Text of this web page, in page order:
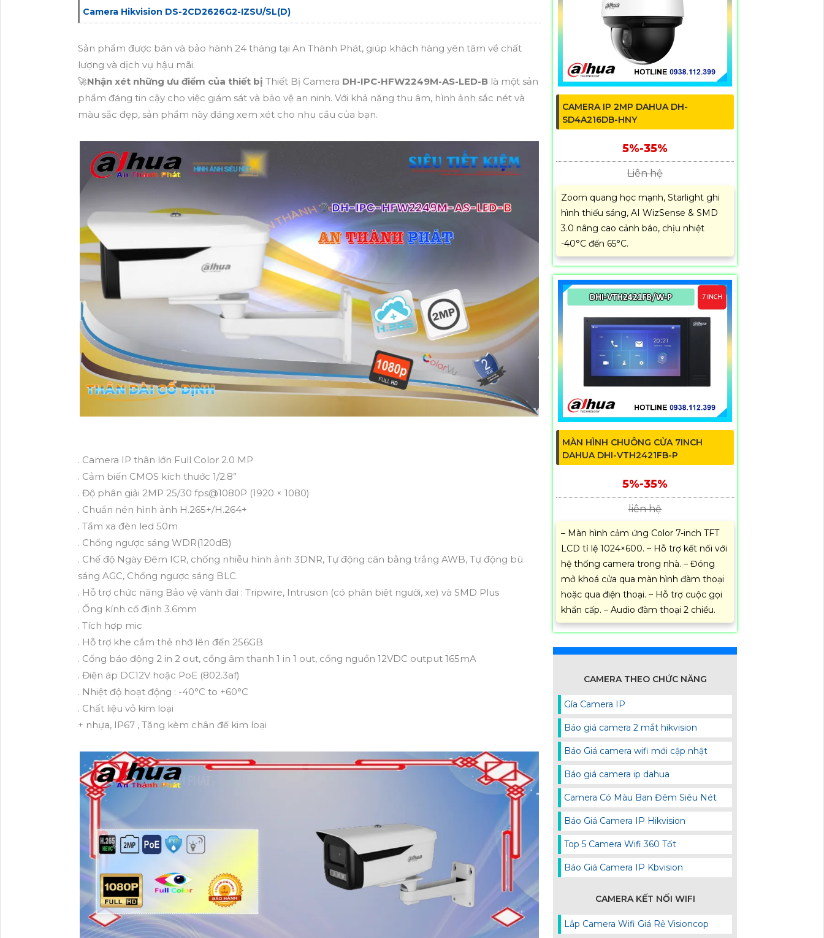
Camera Hikvision DS-2CD2626G2-IZSU/SL(D)
Sản phẩm được bán và bảo hành 24 tháng tại An Thành Phát, giúp khách hàng yên tâm về chất
lượng và dịch vụ hậu mãi.
🚀Nhận xét những ưu điểm của thiết bị Thiết Bị Camera DH-IPC-HFW2249M-AS-LED-B là một sản
phẩm đáng tin cậy cho việc giám sát và bảo vệ an ninh. Với khả năng thu âm, hình ảnh sắc nét và
màu sắc đẹp, sản phẩm này đáng xem xét cho nhu cầu của bạn.
. Camera IP thân lớn Full Color 2.0 MP
. Cảm biến CMOS kích thước 1/2.8”
. Độ phân giải 2MP 25/30 fps@1080P (1920 × 1080)
. Chuẩn nén hình ảnh H.265+/H.264+
. Tầm xa đèn led 50m
. Chống ngược sáng WDR(120dB)
. Chế độ Ngày Đêm ICR, chống nhiễu hình ảnh 3DNR, Tự động cân bằng trắng AWB, Tự động bù
sáng AGC, Chống ngược sáng BLC.
. Hỗ trợ chức năng Bảo vệ vành đai : Tripwire, Intrusion (có phân biệt người, xe) và SMD Plus
. Ống kính cố định 3.6mm
. Tích hợp mic
. Hỗ trợ khe cắm thẻ nhớ lên đến 256GB
. Cổng báo động 2 in 2 out, cổng âm thanh 1 in 1 out, cổng nguồn 12VDC output 165mA
. Điện áp DC12V hoặc PoE (802.3af)
. Nhiệt độ hoạt động : -40°C to +60°C
. Chất liệu vỏ kim loại
+ nhựa, IP67 , Tặng kèm chân đế kim loại
CAMERA IP 2MP DAHUA DH-
SD4A216DB-HNY
5%-35%
Liên hệ
Zoom quang học mạnh, Starlight ghi
hình thiếu sáng, AI WizSense & SMD
3.0 nâng cao cảnh báo, chịu nhiệt
-40°C đến 65°C.
MÀN HÌNH CHUÔNG CỬA 7INCH
DAHUA DHI-VTH2421FB-P
5%-35%
liên hệ
– Màn hình cảm ứng Color 7-inch TFT
LCD tỉ lệ 1024×600. – Hỗ trợ kết nối với
hệ thống camera trong nhà. – Đóng
mở khoá cửa qua màn hình đàm thoại
hoặc qua điện thoại. – Hỗ trợ cuộc gọi
khẩn cấp. – Audio đàm thoại 2 chiều.
CAMERA THEO CHỨC NĂNG
Gía Camera IP
Báo giá camera 2 mắt hikvision
Báo Giá camera wifi mới cập nhật
Báo giá camera ip dahua
Camera Có Màu Ban Đêm Siêu Nét
Báo Giá Camera IP Hikvision
Top 5 Camera Wifi 360 Tốt
Báo Giá Camera IP Kbvision
CAMERA KẾT NỐI WIFI
Lắp Camera Wifi Giá Rẻ Visioncop